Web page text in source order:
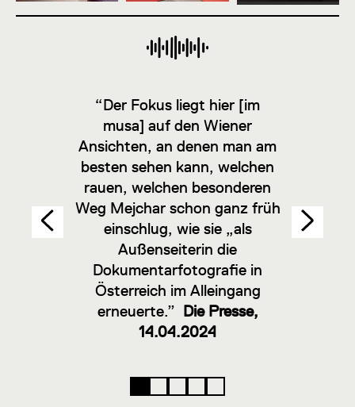
“Der Fokus liegt hier [im
musa] auf den Wiener
Ansichten, an denen man am
besten sehen kann, welchen
rauen, welchen besonderen
Weg Mejchar schon ganz früh
einschlug, wie sie „als
Außenseiterin die
Dokumentarfotografie in
Österreich im Alleingang
erneuerte.” Die Presse,
14.04.2024